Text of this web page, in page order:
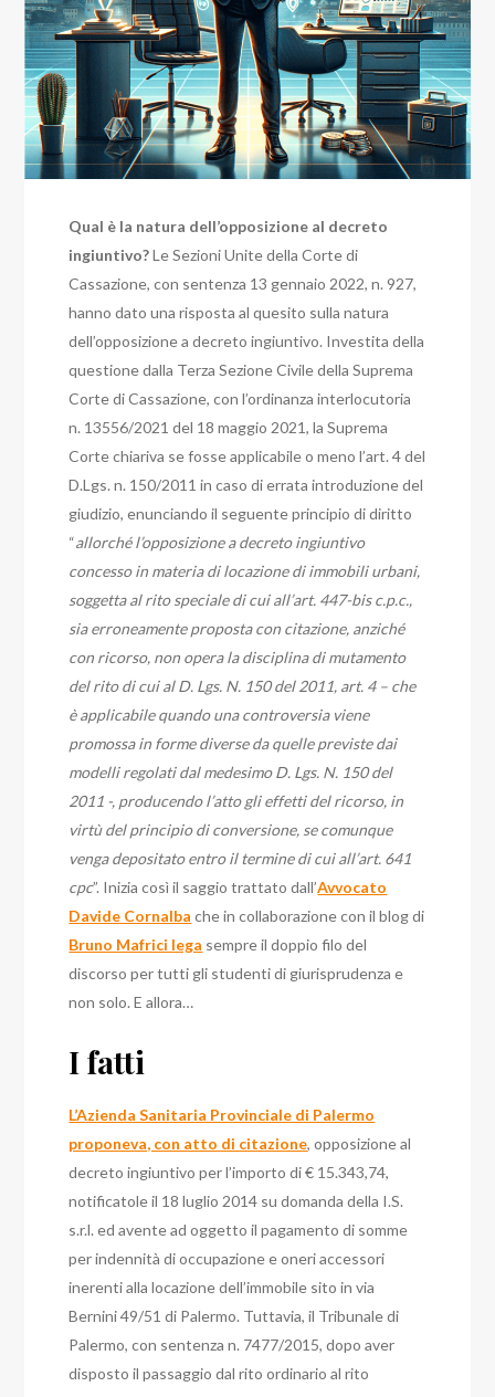
Qual è la natura dell’opposizione al decreto
ingiuntivo?Le Sezioni Unite della Corte di
Cassazione, con sentenza 13 gennaio 2022, n. 927,
hanno dato una risposta al quesito sulla natura
dell’opposizione a decreto ingiuntivo. Investita della
questione dalla Terza Sezione Civile della Suprema
Corte di Cassazione,con l’ordinanza interlocutoria
n. 13556/2021 del 18 maggio 2021, la Suprema
Corte chiariva se fosse applicabile o meno l’art. 4 del
D.Lgs. n. 150/2011 in caso di errata introduzione del
giudizio, enunciando il seguente principio di diritto
“allorché l’opposizione a decreto ingiuntivo
concesso in materia di locazione di immobili urbani,
soggetta al rito speciale di cui all’art. 447-bis c.p.c.,
sia erroneamente proposta con citazione, anziché
con ricorso, non opera la disciplina di mutamento
del rito di cui al D. Lgs. N. 150 del 2011, art. 4 – che
è applicabile quando una controversia viene
promossa in forme diverse da quelle previste dai
modelli regolati dal medesimo D. Lgs. N. 150 del
2011 -, producendo l’atto gli effetti del ricorso, in
virtù del principio di conversione, se comunque
venga depositato entro il termine di cui all’art. 641
cpc”. Inizia così il saggio trattato dall’Avvocato
Davide Cornalba che in collaborazione con il blog di
Bruno Mafrici lega sempre il doppio filo del
discorso per tutti gli studenti di giurisprudenza e
non solo. E allora…
I fatti
L’Azienda Sanitaria Provinciale di Palermo
proponeva, con atto di citazione, opposizione al
decreto ingiuntivo per l’importo di € 15.343,74,
notificatole il 18 luglio 2014 su domanda della I.S.
s.r.l. ed avente ad oggetto il pagamento di somme
per indennità di occupazione e oneri accessori
inerenti alla locazione dell’immobile sito in via
Bernini 49/51 di Palermo. Tuttavia, il Tribunale di
Palermo, con sentenza n. 7477/2015, dopo aver
disposto il passaggio dal rito ordinario al rito